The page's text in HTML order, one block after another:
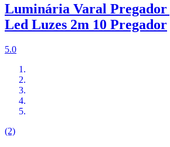
Luminária Varal Pregador
Led Luzes 2m 10 Pregador
5.0
(2)